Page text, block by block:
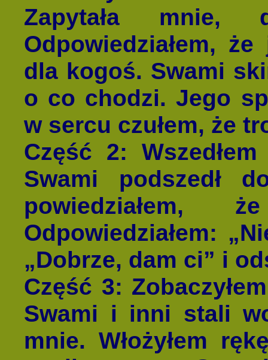
Zapytała mnie,
Odpowiedziałem,
dla kogoś. Swami
o co chodzi. Jego
w sercu czułem, że
Część 2:
Swami podszedł
Odpowiedziałem:
„Dobrze, dam ci” i
Część 3:
Swami i inni stali
mnie. Włożyłem